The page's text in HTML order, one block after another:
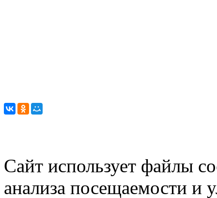
Сайт использует файлы
анализа посещаемости и